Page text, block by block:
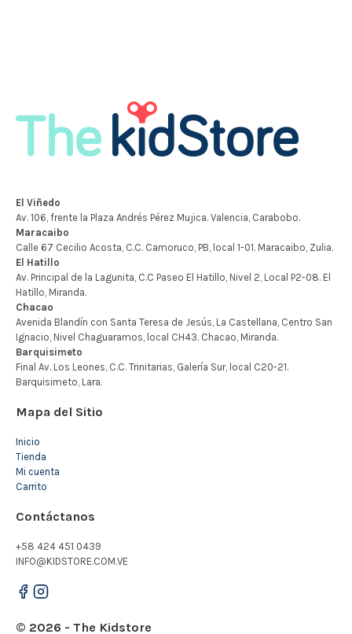
Mapa del Sitio
Inicio
Tienda
Mi cuenta
Carrito
Contáctanos
+58 424 451 0439
INFO@KIDSTORE.COM.VE
© 2026 - The Kidstore